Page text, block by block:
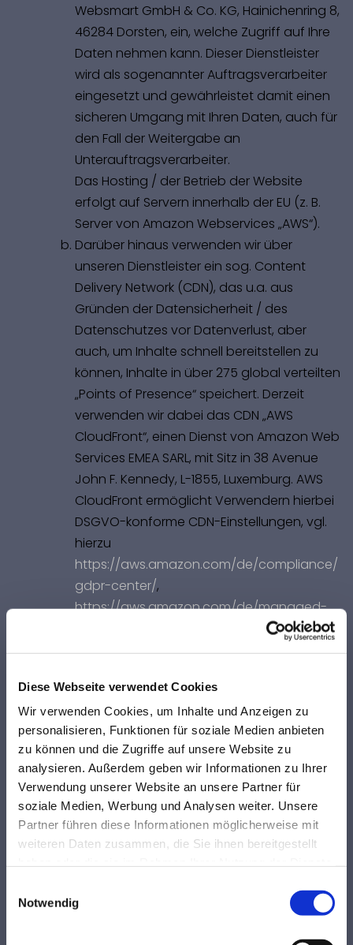
Diese Webseite verwendet Cookies
Wir verwenden Cookies, um Inhalte und Anzeigen zu
personalisieren, Funktionen für soziale Medien anbieten
zu können und die Zugriffe auf unsere Website zu
analysieren. Außerdem geben wir Informationen zu Ihrer
Verwendung unserer Website an unsere Partner für
soziale Medien, Werbung und Analysen weiter. Unsere
Partner führen diese Informationen möglicherweise mit
weiteren Daten zusammen, die Sie ihnen bereitgestellt
Notwendig
Websmart GmbH & Co. KG, Hainichenring 8,
46284 Dorsten, ein, welche Zugriff auf Ihre
Daten nehmen kann. Dieser Dienstleister
wird als sogenannter Auftragsverarbeiter
eingesetzt und gewährleistet damit einen
sicheren Umgang mit Ihren Daten, auch für
den Fall der Weitergabe an
Unterauftragsverarbeiter.
Das Hosting / der Betrieb der Website
erfolgt auf Servern innerhalb der EU (z. B.
Server von Amazon Webservices „AWS“).
Darüber hinaus verwenden wir über
unseren Dienstleister ein sog. Content
Delivery Network (CDN), das u.a. aus
Gründen der Datensicherheit / des
Datenschutzes vor Datenverlust, aber
auch, um Inhalte schnell bereitstellen zu
können, Inhalte in über 275 global verteilten
„Points of Presence“ speichert. Derzeit
verwenden wir dabei das CDN „AWS
CloudFront“, einen Dienst von Amazon Web
Services EMEA SARL, mit Sitz in 38 Avenue
John F. Kennedy, L-1855, Luxemburg. AWS
CloudFront ermöglicht Verwendern hierbei
DSGVO-konforme CDN-Einstellungen, vgl.
hierzu
https://aws.amazon.com/de/compliance/
gdpr-center/,
https://aws.amazon.com/de/managed-
https://docs.aws.amazon.com/de_de/Am
ata-protection-summary.html
Rechtsgrundlage der Datenerhebung und
Nutzung des CDN ist unser berechtigtes
Interesse nach Art.6 Abs. 1 S. 1 lit. f) DSGVO
an professioneller Website-Pflege, -Hosting
und -Verfügbarkeit.
Einsatz von Plug-ins
Wir nutzen auf unserer Website das